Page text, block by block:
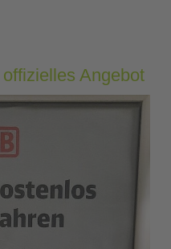
offizielles Angebot